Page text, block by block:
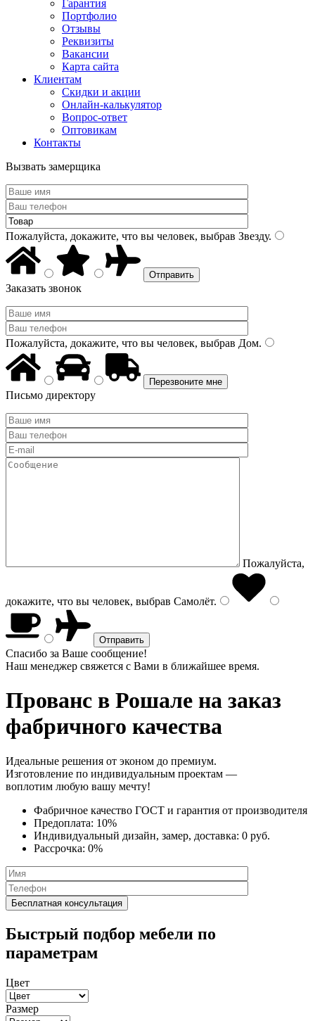
Гарантия
Портфолио
Отзывы
Реквизиты
Вакансии
Карта сайта
Клиентам
Скидки и акции
Онлайн-калькулятор
Вопрос-ответ
Оптовикам
Контакты
Вызвать замерщика
Пожалуйста, докажите, что вы человек, выбрав Звезду.
Заказать звонок
Пожалуйста, докажите, что вы человек, выбрав Дом.
Письмо директору
Пожалуйста,
докажите, что вы человек, выбрав Самолёт.
Спасибо за Ваше сообщение!
Наш менеджер свяжется с Вами в ближайшее время.
Прованс в Рошале на заказ
фабричного качества
Идеальные решения от эконом до премиум.
Изготовление по индивидуальным проектам —
воплотим любую вашу мечту!
Фабричное качество ГОСТ и гарантия от производителя
Предоплата: 10%
Индивидуальный дизайн, замер, доставка: 0 руб.
Рассрочка: 0%
Быстрый подбор мебели по
параметрам
Цвет
Размер